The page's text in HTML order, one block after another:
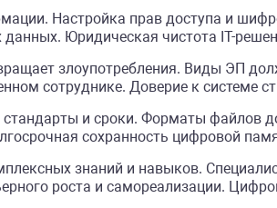
Настройка прав доступа и
Юридическая чистота IT-
злоупотребления. Виды ЭП
сотруднике. Доверие к системе
и сроки. Форматы файлов
сохранность цифровой
знаний и навыков.
роста и самореализации.